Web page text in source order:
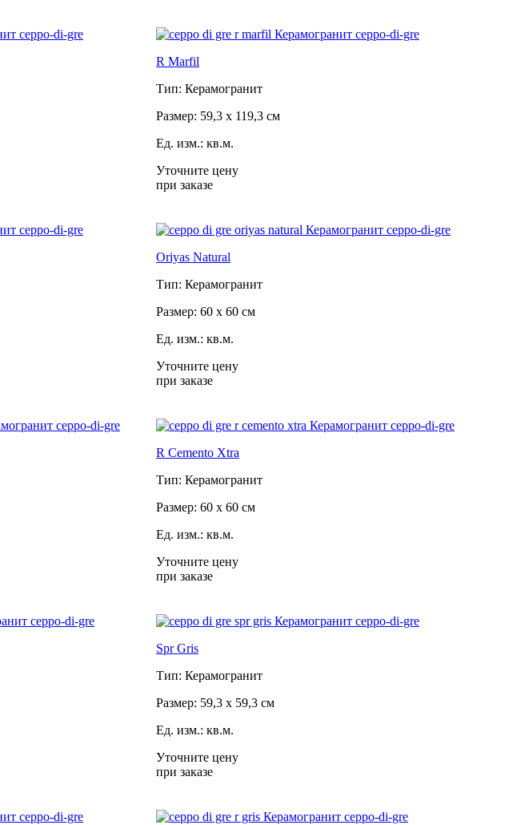
R Marfil
Тип: Керамогранит
Размер: 59,3 x 119,3 см
Ед. изм.: кв.м.
Уточните цену
при заказе
Oriyas Natural
Тип: Керамогранит
Размер: 60 x 60 см
Ед. изм.: кв.м.
Уточните цену
при заказе
R Cemento Xtra
Тип: Керамогранит
Размер: 60 x 60 см
Ед. изм.: кв.м.
Уточните цену
при заказе
Spr Gris
Тип: Керамогранит
Размер: 59,3 x 59,3 см
Ед. изм.: кв.м.
Уточните цену
при заказе